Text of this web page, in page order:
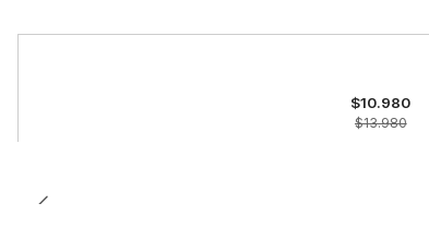
$10.980
$13.980